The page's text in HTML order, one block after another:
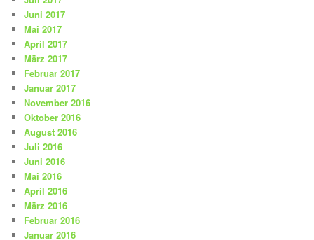
Juni 2017
Mai 2017
April 2017
März 2017
Februar 2017
Januar 2017
November 2016
Oktober 2016
August 2016
Juli 2016
Juni 2016
Mai 2016
April 2016
März 2016
Februar 2016
Januar 2016